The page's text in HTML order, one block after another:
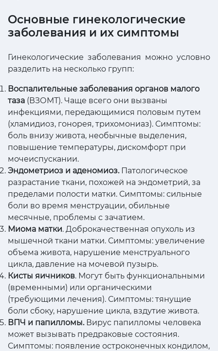
Основные гинекологические
заболевания и их симптомы
Гинекологические заболевания можно условно
разделить на несколько групп:
Воспалительные заболевания органов малого
таза (ВЗОМТ). Чаще всего они вызваны
инфекциями, передающимися половым путем
(хламидиоз, гонорея, трихомониаз). Симптомы:
боль внизу живота, необычные выделения,
повышение температуры, дискомфорт при
мочеиспускании.
Эндометриоз и аденомиоз.Патологическое
разрастание ткани, похожей на эндометрий, за
пределами полости матки. Симптомы: сильные
боли во время менструации, обильные
месячные, проблемы с зачатием.
Миома матки. Доброкачественная опухоль из
мышечной ткани матки. Симптомы: увеличение
объема живота, нарушение менструального
цикла, давление на мочевой пузырь.
Кисты яичников. Могут быть функциональными
(временными) или органическими
(требующими лечения). Симптомы: тянущие
боли сбоку, нарушение цикла, вздутие живота.
ВПЧ и папилломы.Вирус папилломы человека
может вызывать предраковые состояния.
Симптомы: появление остроконечных кондилом,